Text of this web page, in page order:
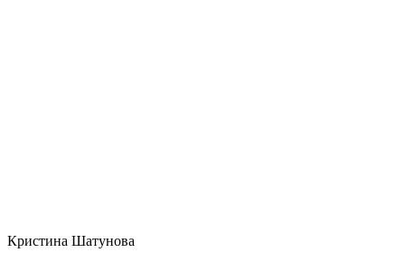
Кристина Шатунова